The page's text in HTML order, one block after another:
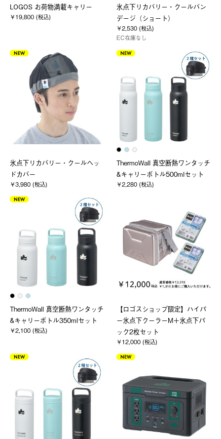
LOGOS お荷物満載キャリー
￥19,800 (税込)
氷点下リカバリー・クールバン
デージ（ショート）
￥2,530 (税込)
EC在庫なし
NEW
氷点下リカバリー・クールヘッ
ドカバー
￥3,980 (税込)
NEW
ThermoWall 真空断熱ワンタッチ
&キャリーボトル500mlセット
￥2,280 (税込)
NEW
ThermoWall 真空断熱ワンタッチ
&キャリーボトル350mlセット
￥2,100 (税込)
【ロゴスショップ限定】ハイパ
ー氷点下クーラーM＋氷点下パ
ック2枚セット
￥12,000 (税込)
NEW NEW